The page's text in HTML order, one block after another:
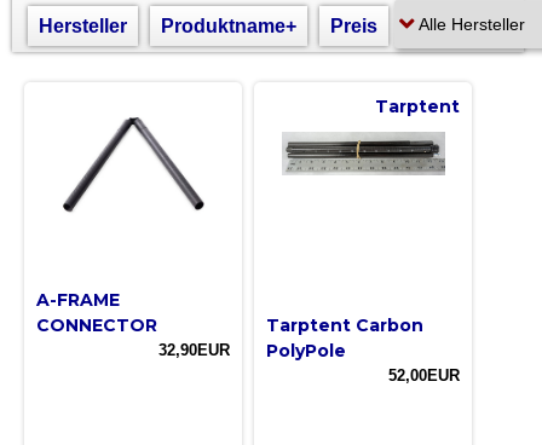
Hersteller Produktname+ Preis
A-FRAME
CONNECTOR
32,90EUR
Tarptent
Tarptent Carbon
PolyPole
52,00EUR